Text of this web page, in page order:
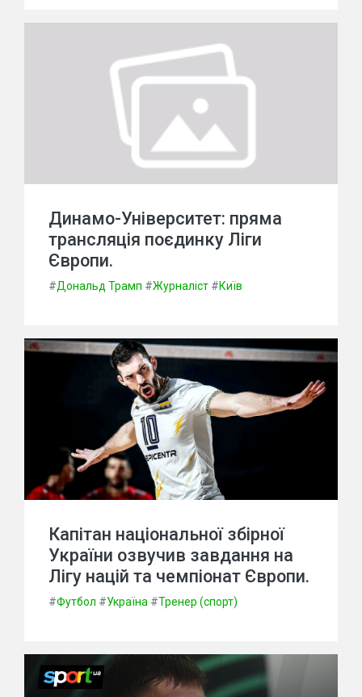
Динамо-Університет: пряма
трансляція поєдинку Ліги
Європи.
#Дональд Трамп #Журналіст #Київ
Капітан національної збірної
України озвучив завдання на
Лігу націй та чемпіонат Європи.
#Футбол #Україна #Тренер (спорт)